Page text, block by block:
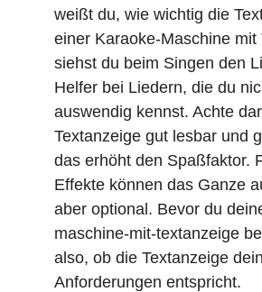
weißt du, wie wichtig die
einer Karaoke-Maschine mit
siehst du beim Singen den
Helfer bei Liedern, die du
auswendig kennst. Achte
Textanzeige gut lesbar und
das erhöht den Spaßfaktor.
Effekte können das Ganze
aber optional. Bevor du
maschine-mit-textanzeige
also, ob die Textanzeige
Anforderungen entspricht.